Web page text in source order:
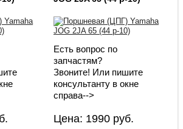
Есть вопрос по
запчастям?
Звоните! Или пишите
консультанту в окне
справа-->
Цена: 1990 руб.